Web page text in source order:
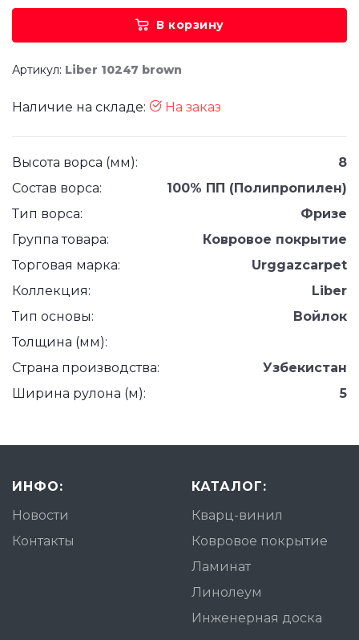
В корзину
Артикул: Liber 10247 brown
Наличие на складе: На заказ
Высота ворса (мм):
8
Состав ворса:
100% ПП (Полипропилен)
Тип ворса:
Фризе
Группа товара:
Ковровое покрытие
Торговая марка:
Urggazcarpet
Коллекция:
Liber
Тип основы:
Войлок
Толщина (мм):
Страна производства:
Узбекистан
Ширина рулона (м):
5
ИНФО:
Новости
Контакты
КАТАЛОГ:
Кварц-винил
Ковровое покрытие
Ламинат
Линолеум
Инженерная доска